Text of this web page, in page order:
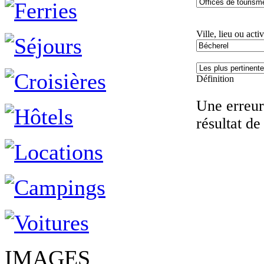
IMAGES
Ville, lieu ou
Définition
Une
résultat